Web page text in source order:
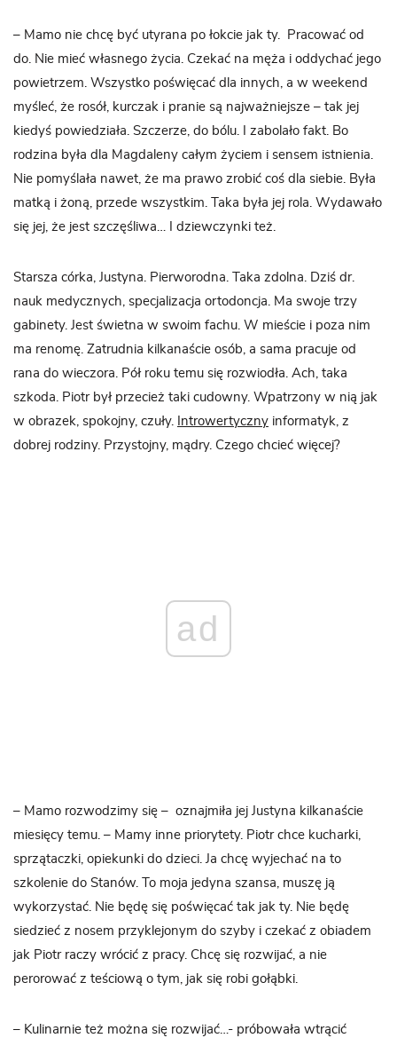
– Mamo nie chcę być utyrana po łokcie jak ty. Pracować od
do. Nie mieć własnego życia. Czekać na męża i oddychać jego
powietrzem. Wszystko poświęcać dla innych, a w weekend
myśleć, że rosół, kurczak i pranie są najważniejsze – tak jej
kiedyś powiedziała. Szczerze, do bólu. I zabolało fakt. Bo
rodzina była dla Magdaleny całym życiem i sensem istnienia.
Nie pomyślała nawet, że ma prawo zrobić coś dla siebie. Była
matką i żoną, przede wszystkim. Taka była jej rola. Wydawało
się jej, że jest szczęśliwa… I dziewczynki też.
Starsza córka, Justyna. Pierworodna. Taka zdolna. Dziś dr.
nauk medycznych, specjalizacja ortodoncja. Ma swoje trzy
gabinety. Jest świetna w swoim fachu. W mieście i poza nim
ma renomę. Zatrudnia kilkanaście osób, a sama pracuje od
rana do wieczora. Pół roku temu się rozwiodła. Ach, taka
szkoda. Piotr był przecież taki cudowny. Wpatrzony w nią jak
w obrazek, spokojny, czuły. Introwertyczny informatyk, z
dobrej rodziny. Przystojny, mądry. Czego chcieć więcej?
ad
– Mamo rozwodzimy się – oznajmiła jej Justyna kilkanaście
miesięcy temu. – Mamy inne priorytety. Piotr chce kucharki,
sprzątaczki, opiekunki do dzieci. Ja chcę wyjechać na to
szkolenie do Stanów. To moja jedyna szansa, muszę ją
wykorzystać. Nie będę się poświęcać tak jak ty. Nie będę
siedzieć z nosem przyklejonym do szyby i czekać z obiadem
jak Piotr raczy wrócić z pracy. Chcę się rozwijać, a nie
perorować z teściową o tym, jak się robi gołąbki.
– Kulinarnie też można się rozwijać…- próbowała wtrącić